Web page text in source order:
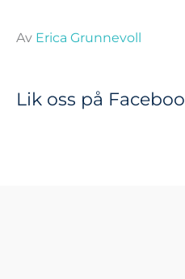
Av Erica Grunnevoll
Lik oss på